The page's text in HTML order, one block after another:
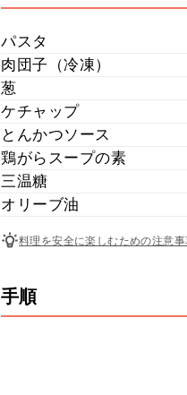
パスタ
肉団子（冷凍）
葱
ケチャップ
とんかつソース
鶏がらスープの素
三温糖
オリーブ油
料理を安全に楽しむための注意事
手順